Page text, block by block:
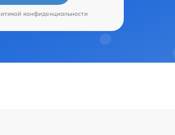
конфиденциальности